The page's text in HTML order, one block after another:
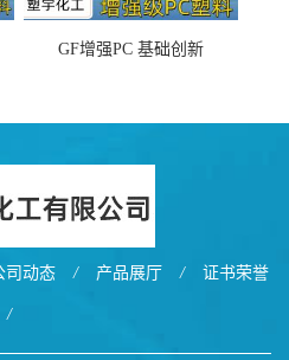
GF增强PC 基础创新
司动态 / 产品展厅 / 证书荣誉
/